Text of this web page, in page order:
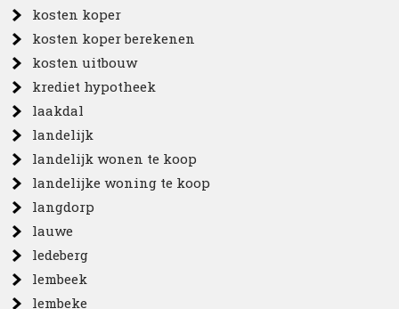
kosten koper
kosten koper berekenen
kosten uitbouw
krediet hypotheek
laakdal
landelijk
landelijk wonen te koop
landelijke woning te koop
langdorp
lauwe
ledeberg
lembeek
lembeke